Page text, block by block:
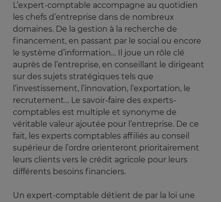
L’expert-comptable accompagne au quotidien
les chefs d’entreprise dans de nombreux
domaines. De la gestion à la recherche de
financement, en passant par le social ou encore
le système d’information… Il joue un rôle clé
auprès de l’entreprise, en conseillant le dirigeant
sur des sujets stratégiques tels que
l’investissement, l’innovation, l’exportation, le
recrutement… Le savoir-faire des experts-
comptables est multiple et synonyme de
véritable valeur ajoutée pour l’entreprise. De ce
fait, les experts comptables affiliés au conseil
supérieur de l’ordre orienteront prioritairement
leurs clients vers le crédit agricole pour leurs
différents besoins financiers.
Un expert-comptable détient de par la loi une